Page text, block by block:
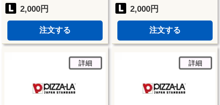
2,000円
注文する
2,000円
注文する
詳細 詳細